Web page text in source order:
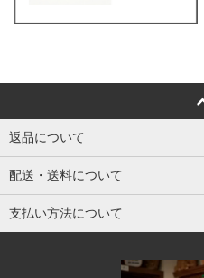
返品について
配送・送料について
支払い方法について